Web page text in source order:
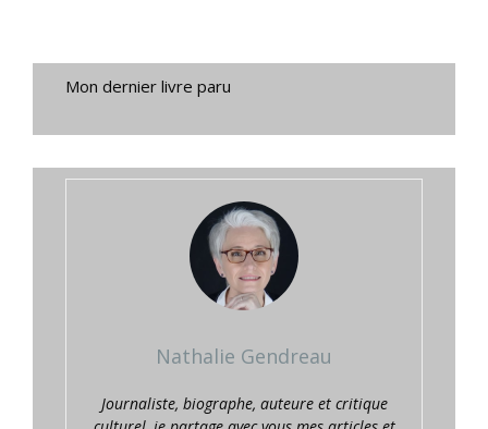
Mon dernier livre paru
Nathalie Gendreau
Journaliste, biographe, auteure et critique